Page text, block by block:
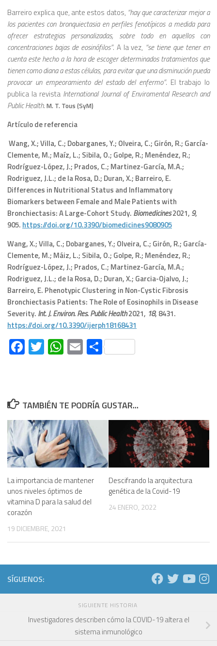
Barreiro explica que, ante estos datos, “hay que caracterizar mejor a
los pacientes con bronquiectasia en perfiles fenotípicos a medida para
ofrecer estrategias personalizadas, sobre todo en aquellos con
concentraciones bajas de eosinófilos”. A la vez, “se tiene que tener en
cuenta este hecho a la hora de escoger determinados tratamientos que
tienen como diana a estas células, para evitar que una disminución pueda
provocar un empeoramiento del estado del enfermo”. El trabajo lo
publica la revista International Journal of Enviromental Research and
Public Health. M. T. Tous (SyM)
Artículo de referencia
Wang, X.; Villa, C.; Dobarganes, Y.; Olveira, C.; Girón, R.; García-
Clemente, M.; Maíz, L.; Sibila, O.; Golpe, R.; Menéndez, R.;
Rodríguez-López, J.; Prados, C.; Martinez-García, M.A.;
Rodriguez, J.L.; de la Rosa, D.; Duran, X.; Barreiro, E.
Differences in Nutritional Status and Inflammatory
Biomarkers between Female and Male Patients with
Bronchiectasis: A Large-Cohort Study. Biomedicines2021, 9,
905. https://doi.org/10.3390/biomedicines9080905
Wang, X.; Villa, C.; Dobarganes, Y.; Olveira, C.; Girón, R.; García-
Clemente, M.; Máiz, L.; Sibila, O.; Golpe, R.; Menéndez, R.;
Rodríguez-López, J.; Prados, C.; Martinez-García, M.A.;
Rodriguez, J.L.; de la Rosa, D.; Duran, X.; Garcia-Ojalvo, J.;
Barreiro, E. Phenotypic Clustering in Non-Cystic Fibrosis
Bronchiectasis Patients: The Role of Eosinophils in Disease
Severity. Int. J. Environ. Res. Public Health2021, 18, 8431.
https://doi.org/10.3390/ijerph18168431
Facebook
Twitter
WhatsApp
EmailCompartir
TAMBIÉN TE PODRÍA GUSTAR...
La importancia de mantener
unos niveles óptimos de
vitamina D para la salud del
corazón
19 DICIEMBRE, 2021
Descifrando la arquitectura
genética de la Covid-19
24 ENERO, 2022
SÍGUENOS:
SIGUIENTE HISTORIA
Investigadores describen cómo la COVID-19 altera el
sistema inmunológico